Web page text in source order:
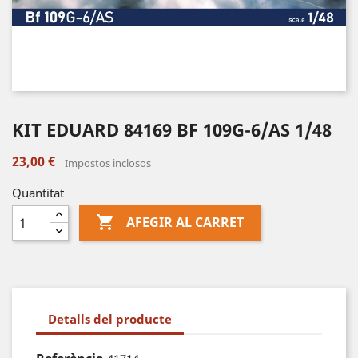
KIT EDUARD 84169 BF 109G-6/AS 1/48
23,00 € Impostos inclosos
Quantitat
 AFEGIR AL CARRET
Detalls del producte